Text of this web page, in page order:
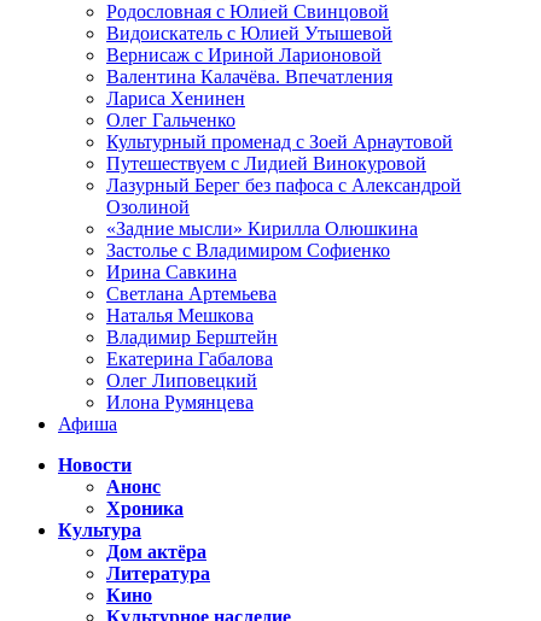
Родословная с Юлией Свинцовой
Видоискатель с Юлией Утышевой
Вернисаж с Ириной Ларионовой
Валентина Калачёва. Впечатления
Лариса Хенинен
Олег Гальченко
Культурный променад с Зоей Арнаутовой
Путешествуем с Лидией Винокуровой
Лазурный Берег без пафоса с Александрой
Озолиной
«Задние мысли» Кирилла Олюшкина
Застолье с Владимиром Софиенко
Ирина Савкина
Светлана Артемьева
Наталья Мешкова
Владимир Берштейн
Екатерина Габалова
Олег Липовецкий
Илона Румянцева
Афиша
Новости
Анонс
Хроника
Культура
Дом актёра
Литература
Кино